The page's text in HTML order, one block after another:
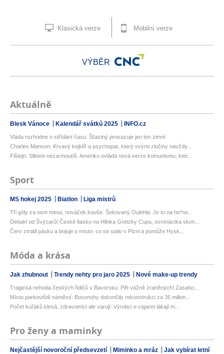
Klasická verze Mobilní verze
VÝBĚR
Aktuálně
Blesk Vánoce Kalendář svátků 2025 INFO.cz
Vláda rozhodne o střídání času: Šťastný prosazuje jen ten zimní
Charles Manson: Krvavý kejklíř a psychopat, který svými zločiny navždy...
Fištejn: Slibem nezarmoutíš. Ameriku ovládá nová verze komunismu, kter...
Sport
MS hokej 2025 Biatlon Liga mistrů
Tři góly za osm minut, nováček kouše. Šokovaný Oulehla: Je to na ho*no...
Debakl od Švýcarů! České fiasko na Hlinka Gretzky Cupu, osmnáctka skon...
Červ ztratil pásku a bojuje o místo: co se stalo v Plzni a pomůže Hysk...
Móda a krása
Jak zhubnout Trendy nehty pro jaro 2025 Nové make-up trendy
Tragická nehoda českých řidičů v Bavorsku: Pět vážně zraněných! Zasaho...
Místo parkoviště náměstí: Bosonohy dokončily rekonstrukci za 35 milion...
Počet kuřáků klesá, zdravotníci ale varují: Výrobci e-cigaret lákají m...
Pro ženy a maminky
Nejčastější novoroční předsevzetí Miminko a mráz
Jak vybírat letní